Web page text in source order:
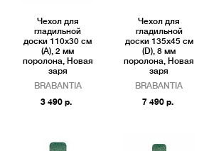
Чехол для
гладильной
доски 110x30 см
(A), 2 мм
поролона, Новая
заря
BRABANTIA
3 490 р.
Чехол для
гладильной
доски 135x45 см
(D), 8 мм
поролона, Новая
заря
BRABANTIA
7 490 р.